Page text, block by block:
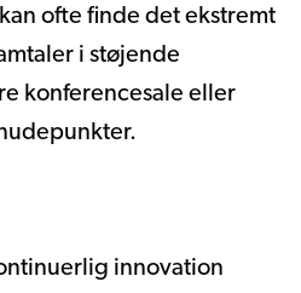
ofte finde det ekstremt
i støjende
konferencesale eller
innovation